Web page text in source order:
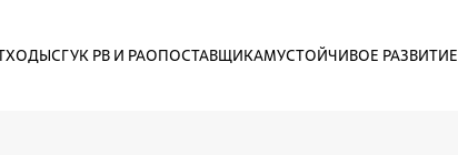
СГУК РВ И РАОПОСТАВЩИКАМУСТОЙЧИВОЕ РАЗВИТИЕ